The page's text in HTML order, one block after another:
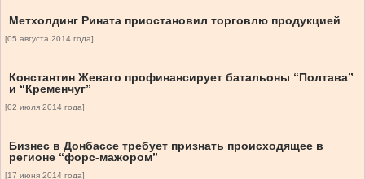
Метхолдинг Рината приостановил торговлю продукцией
[05 августа 2014 года]
Константин Жеваго профинансирует батальоны “Полтава”
и “Кременчуг”
[02 июля 2014 года]
Бизнес в Донбассе требует признать происходящее в
регионе “форс-мажором”
[17 июня 2014 года]